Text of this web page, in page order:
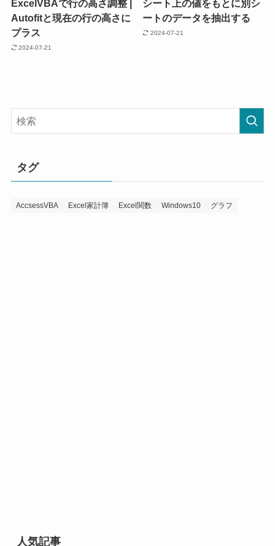
ExcelVBAで行の高さ調整 |
Autofitと現在の行の高さに
プラス
2024-07-21
シート上の値をもとに別シ
ートのデータを抽出する
2024-07-21
タグ
AccsessVBA Excel家計簿 Excel関数 Windows10 グラフ
人気記事